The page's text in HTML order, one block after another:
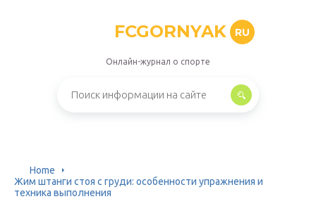
FCGORNYAK RU
Онлайн-журнал о спорте
Home
Жим штанги стоя с груди: особенности упражнения и
техника выполнения